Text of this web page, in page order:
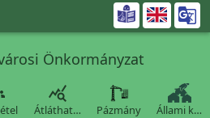

Önkormányzat

Átláthat… Pázmány Állami k…